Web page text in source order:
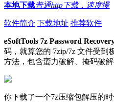
本地下载普通http下载，速度慢
软件简介 下载地址 推荐软件
eSoftTools 7z Password
码，就算您的 7zip/7z 文件受到
方法，包含蛮力破解、掩码破
你下载了一个7z压缩包解压的